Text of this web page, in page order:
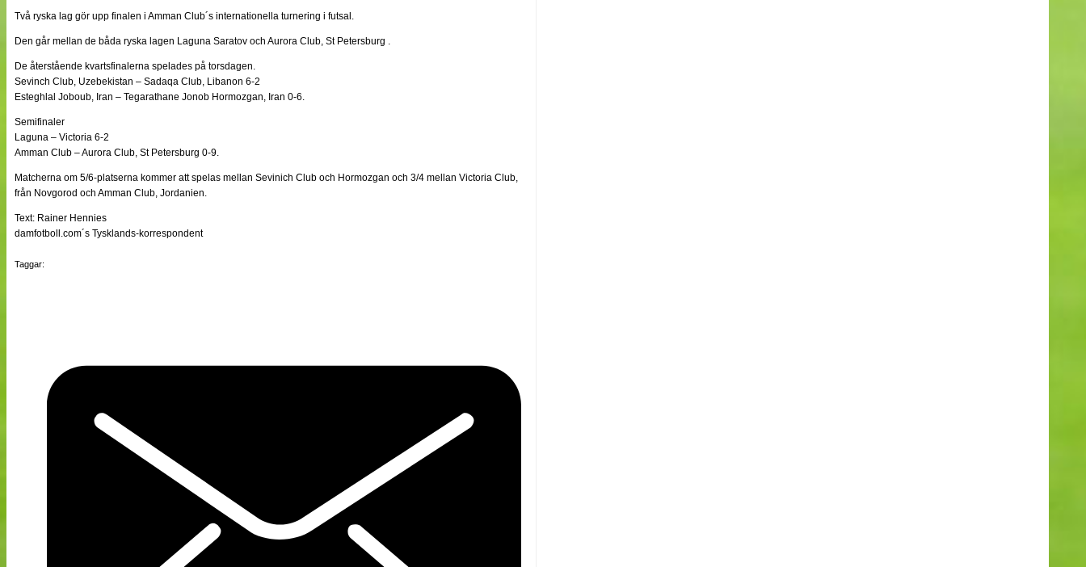
Split vision
Nyheter
Bloggar
Webb-TV
Cuper
Medlemmar
Till klubbkassan
Om oss
Split vision
Två ryska lag gör upp finalen i Amman Club´s internationella turnering i futsal.
Den går mellan de båda ryska lagen Laguna Saratov och Aurora Club, St Petersburg .
De återstående kvartsfinalerna spelades på torsdagen.
Sevinch Club, Uzebekistan – Sadaqa Club, Libanon 6-2
Esteghlal Joboub, Iran – Tegarathane Jonob Hormozgan, Iran 0-6.
Semifinaler
Laguna – Victoria 6-2
Amman Club – Aurora Club, St Petersburg 0-9.
Matcherna om 5/6-platserna kommer att spelas mellan Sevinich Club och Hormozgan och 3/4 mellan Victoria Club,
från Novgorod och Amman Club, Jordanien.
Text: Rainer Hennies
damfotboll.com´s Tysklands-korrespondent
Taggar: